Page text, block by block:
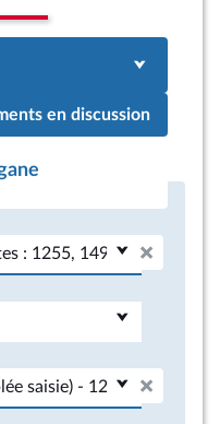
en discussion